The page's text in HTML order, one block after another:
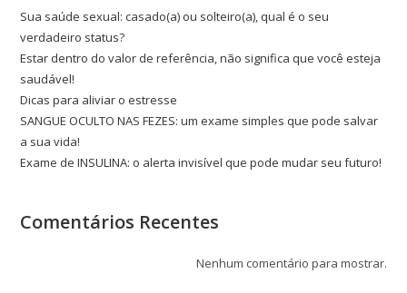
Sua saúde sexual: casado(a) ou solteiro(a), qual é o seu
verdadeiro status?
Estar dentro do valor de referência, não significa que você esteja
saudável!
Dicas para aliviar o estresse
SANGUE OCULTO NAS FEZES: um exame simples que pode salvar
a sua vida!
Exame de INSULINA: o alerta invisível que pode mudar seu futuro!
Comentários Recentes
Nenhum comentário para mostrar.